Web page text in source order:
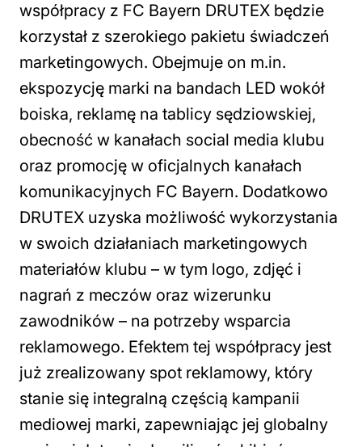
współpracy z FC Bayern DRUTEX będzie
korzystał z szerokiego pakietu świadczeń
marketingowych. Obejmuje on m.in.
ekspozycję marki na bandach LED wokół
boiska, reklamę na tablicy sędziowskiej,
obecność w kanałach social media klubu
oraz promocję w oficjalnych kanałach
komunikacyjnych FC Bayern. Dodatkowo
DRUTEX uzyska możliwość wykorzystania
w swoich działaniach marketingowych
materiałów klubu – w tym logo, zdjęć i
nagrań z meczów oraz wizerunku
zawodników – na potrzeby wsparcia
reklamowego. Efektem tej współpracy jest
już zrealizowany spot reklamowy, który
stanie się integralną częścią kampanii
mediowej marki, zapewniając jej globalny